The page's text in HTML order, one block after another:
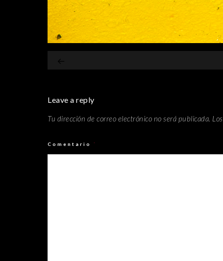
Leave a reply
Tu dirección de correo electrónico no será publicada.
Comentario *